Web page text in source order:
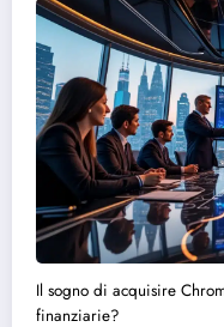
Il sogno di acquisire
finanziarie?